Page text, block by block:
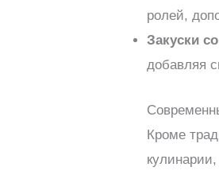
ролей,
Закуски
добавляя
Кроме